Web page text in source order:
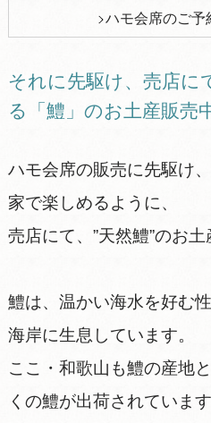
ハモ会席のご予
それに先駆け、売店に
る「鱧」のお土産販売
ハモ会席の販売に先駆け
家で楽しめるように、
売店にて、”天然鱧”のお土
鱧は、温かい海水を好む
海岸に生息しています。
ここ・和歌山も鱧の産地
くの鱧が出荷されています